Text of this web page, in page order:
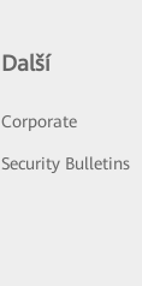
Další
Corporate
Security Bulletins